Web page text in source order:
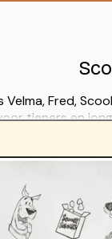
Fred,
tieners en